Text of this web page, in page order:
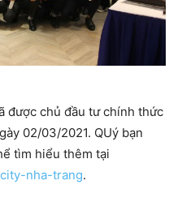
được chủ đầu tư chính thức
02/03/2021. QUý bạn
tìm hiểu thêm tại
nha-trang.